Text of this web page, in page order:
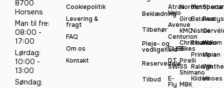
8700
Horsens
Man til fre:
08:00 -
17:00
Lørdag:
10:00 -
13:00
Søndag:
Cookiepolitik
Levering &
fragt
FAQ
Om os
Kontakt
Beklædning
Tilbehør
Pleje- og
vedligehold
Reservedele
Tilbud
Atran
Velo
Avenue
Centurion
CUBE
DT
SWISS
E-
Fly
Norden
Giro
KMC
Christiania
Bikes
Pirelli
Shimano
MBK
Batavus
Nishiki
Pinarello
Principia
Raleigh
Kildemoes
Sparta
Peatys
Woom
Vision
Vii